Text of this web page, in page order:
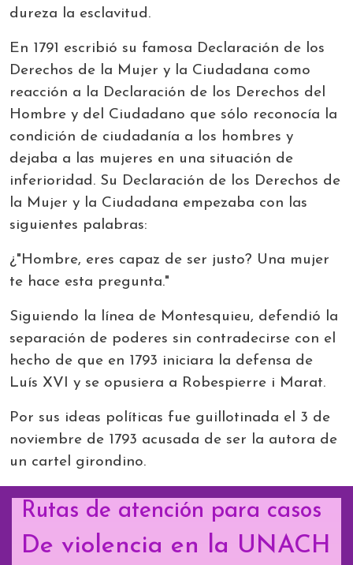
dureza la esclavitud.
En 1791 escribió su famosa Declaración de los
Derechos de la Mujer y la Ciudadana como
reacción a la Declaración de los Derechos del
Hombre y del Ciudadano que sólo reconocía la
condición de ciudadanía a los hombres y
dejaba a las mujeres en una situación de
inferioridad. Su Declaración de los Derechos de
la Mujer y la Ciudadana empezaba con las
siguientes palabras:
¿"Hombre, eres capaz de ser justo? Una mujer
te hace esta pregunta."
Siguiendo la línea de Montesquieu, defendió la
separación de poderes sin contradecirse con el
hecho de que en 1793 iniciara la defensa de
Luís XVI y se opusiera a Robespierre i Marat.
Por sus ideas políticas fue guillotinada el 3 de
noviembre de 1793 acusada de ser la autora de
un cartel girondino.
Rutas de atención para casos
De violencia en la UNACH